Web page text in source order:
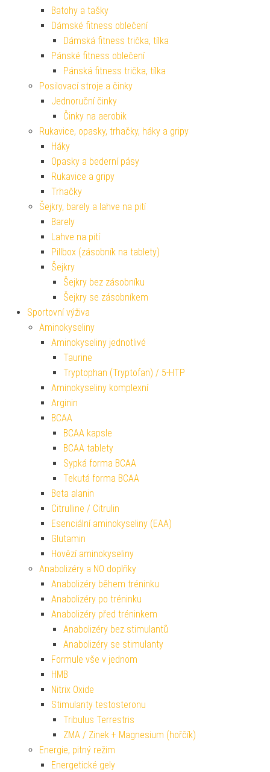
Batohy a tašky
Dámské fitness oblečení
Dámská fitness trička, tílka
Pánské fitness oblečení
Pánská fitness trička, tílka
Posilovací stroje a činky
Jednoruční činky
Činky na aerobik
Rukavice, opasky, trhačky, háky a gripy
Háky
Opasky a bederní pásy
Rukavice a gripy
Trhačky
Šejkry, barely a lahve na pití
Barely
Lahve na pití
Pillbox (zásobník na tablety)
Šejkry
Šejkry bez zásobníku
Šejkry se zásobníkem
Sportovní výživa
Aminokyseliny
Aminokyseliny jednotlivé
Taurine
Tryptophan (Tryptofan) / 5-HTP
Aminokyseliny komplexní
Arginin
BCAA
BCAA kapsle
BCAA tablety
Sypká forma BCAA
Tekutá forma BCAA
Beta alanin
Citrulline / Citrulin
Esenciální aminokyseliny (EAA)
Glutamin
Hovězí aminokyseliny
Anabolizéry a NO doplňky
Anabolizéry během tréninku
Anabolizéry po tréninku
Anabolizéry před tréninkem
Anabolizéry bez stimulantů
Anabolizéry se stimulanty
Formule vše v jednom
HMB
Nitrix Oxide
Stimulanty testosteronu
Tribulus Terrestris
ZMA / Zinek + Magnesium (hořčík)
Energie, pitný režim
Energetické gely